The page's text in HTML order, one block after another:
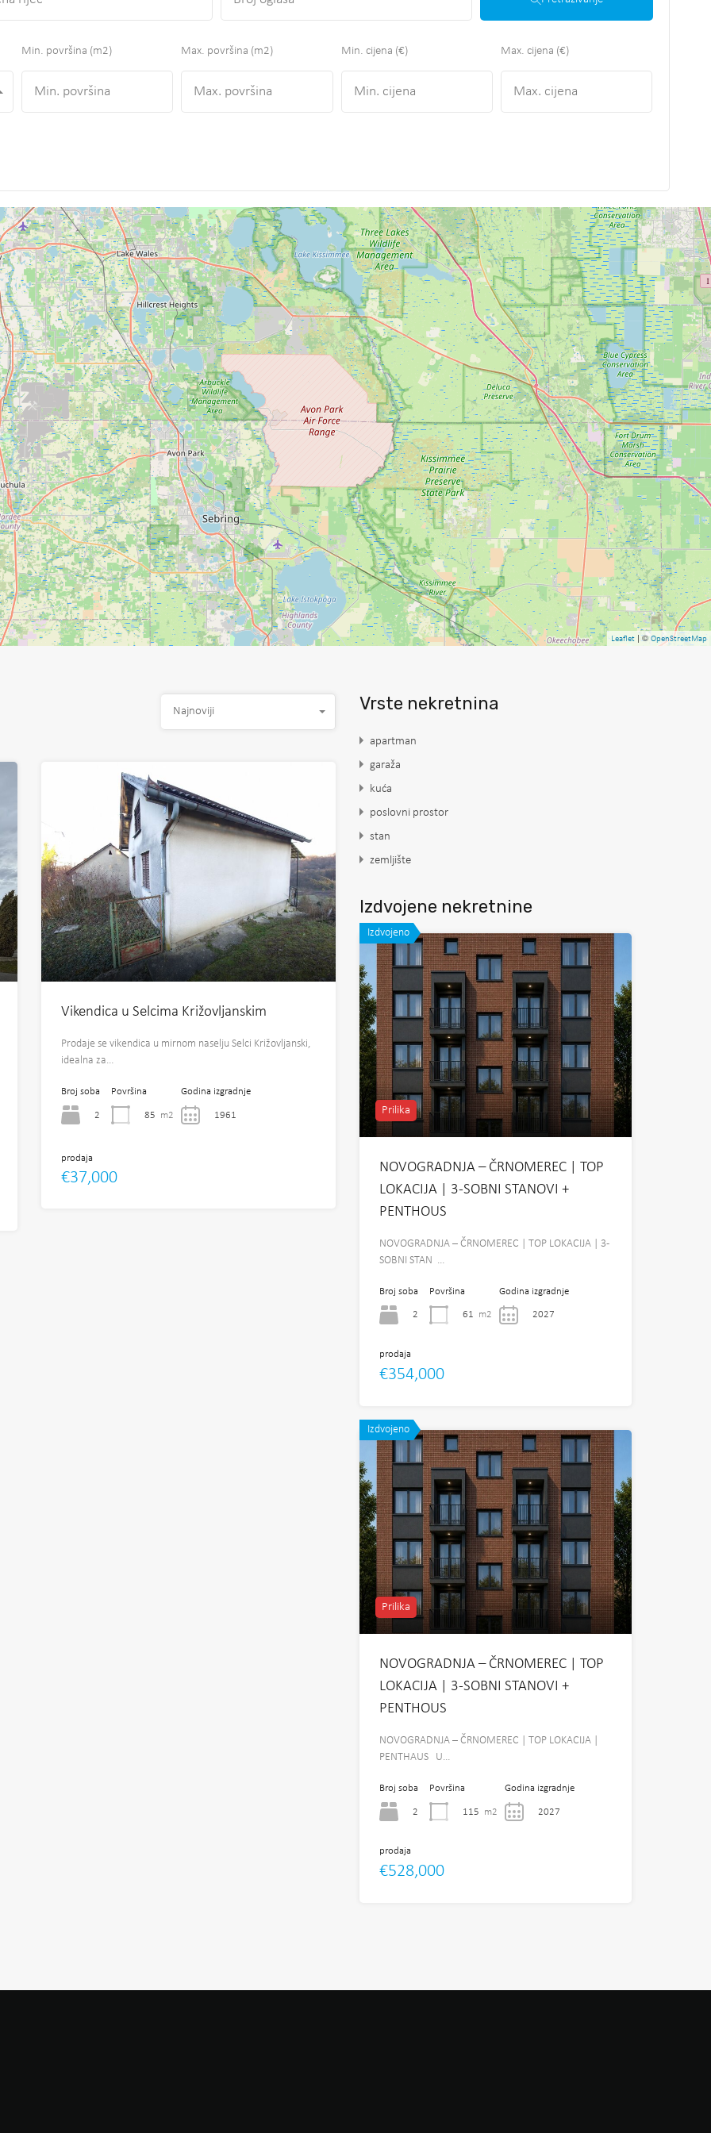
Min. površina (m2) Max. površina (m2) Min. cijena (€) Max. cijena (€)
Leaflet | ©OpenStreetMap
Najnoviji
Vikendica u Selcima Križovljanskim
Prodaje se vikendica u mirnom naselju Selci Križovljanski,
idealna za…
Broj soba
2
Površina
85 m2
Godina izgradnje
1961
prodaja
€37,000
Vrste nekretnina
apartman
garaža
kuća
poslovni prostor
stan
zemljište
Izdvojene nekretnine
Izdvojeno
Prilika
NOVOGRADNJA – ČRNOMEREC | TOP
LOKACIJA | 3-SOBNI STANOVI +
PENTHOUS
NOVOGRADNJA – ČRNOMEREC | TOP LOKACIJA | 3-
SOBNI STAN …
Broj soba
2
Površina
61 m2
Godina izgradnje
2027
prodaja
€354,000
Izdvojeno
Prilika
NOVOGRADNJA – ČRNOMEREC | TOP
LOKACIJA | 3-SOBNI STANOVI +
PENTHOUS
NOVOGRADNJA – ČRNOMEREC | TOP LOKACIJA |
PENTHAUS U…
Broj soba
2
Površina
115 m2
Godina izgradnje
2027
prodaja
€528,000